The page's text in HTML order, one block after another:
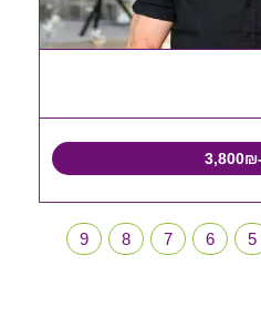
5
6
7
8
9